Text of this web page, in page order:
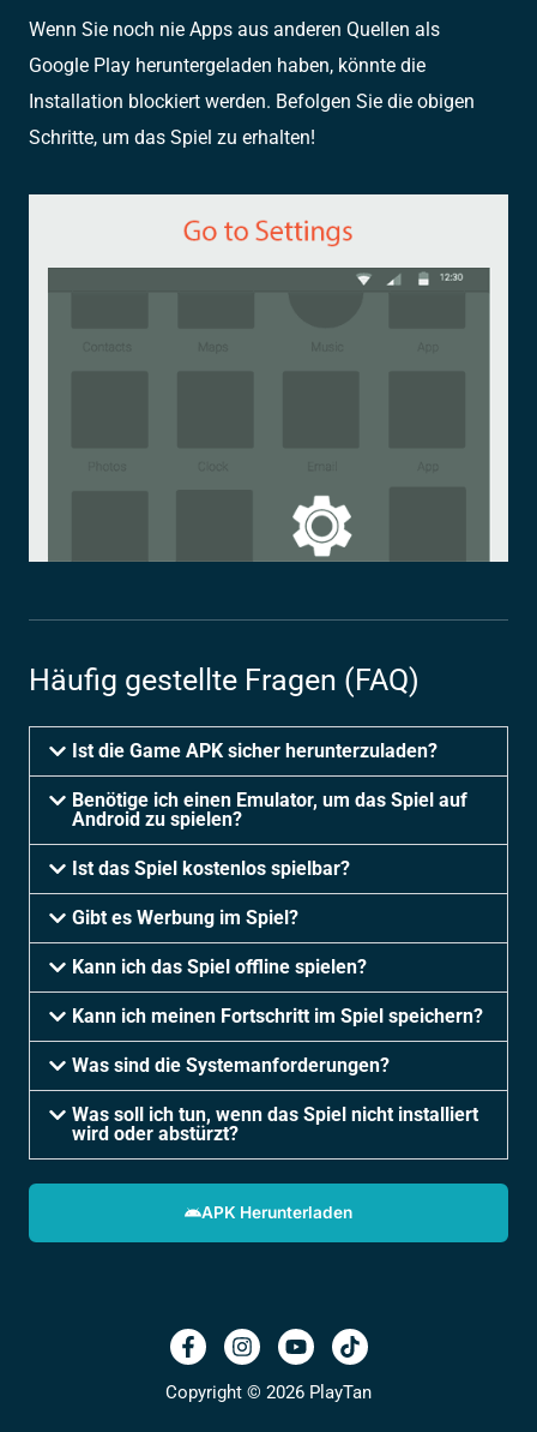
Wenn Sie noch nie Apps aus anderen Quellen als
Google Play heruntergeladen haben, könnte die
Installation blockiert werden. Befolgen Sie die obigen
Schritte, um das Spiel zu erhalten!
Häufig gestellte Fragen (FAQ)
Ist die Game APK sicher herunterzuladen?
Benötige ich einen Emulator, um das Spiel auf
Android zu spielen?
Ist das Spiel kostenlos spielbar?
Gibt es Werbung im Spiel?
Kann ich das Spiel offline spielen?
Kann ich meinen Fortschritt im Spiel speichern?
Was sind die Systemanforderungen?
Was soll ich tun, wenn das Spiel nicht installiert
wird oder abstürzt?
APK Herunterladen
Copyright © 2026 PlayTan